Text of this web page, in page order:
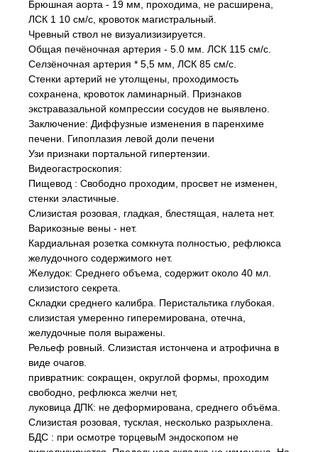
Брюшная аорта - 19 мм, проходима, не расширена,
ЛСК 1 10 см/с, кровоток магистральный.
Чревный ствол не визуализизируется.
Общая печёночная артерия - 5.0 мм. ЛСК 115 см/с.
Селзёночная артерия * 5,5 мм, ЛСК 85 см/с.
Стенки артерий не утолщены, проходимость
сохранена, кровоток ламинарный. Признаков
экстравазальной компрессии сосудов не выявлено.
Заключение: Диффузные изменения в паренхиме
печени. Гипоплазия левой доли печени
Узи признаки портальной гипертензии.
Видеогастроскопия:
Пищевод : Свободно проходим, просвет не изменен,
стенки эластичные.
Слизистая розовая, гладкая, блестящая, налета нет.
Варикозные вены - нет.
Кардиальная розетка сомкнута полностью, рефлюкса
желудочного содержимого нет.
Желудок: Среднего объема, содержит около 40 мл.
слизистого секрета.
Складки среднего калибра. Перистальтика глубокая.
слизистая умеренно гиперемирована, отечна,
желудочные поля выражены.
Рельеф ровный. Слизистая истончена и атрофична в
виде очагов.
привратник: сокращен, округлой формы, проходим
свободно, рефлюкса желчи нет,
луковица ДПК: не деформирована, среднего объёма.
Слизистая розовая, тусклая, несколько разрыхлена.
БДС : при осмотре торцевыМ эндоскопом не